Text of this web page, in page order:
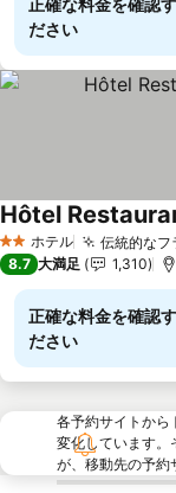
正確な料金を確認
ださい
2 ホテルのランク
ホテル 伝統的なフ
Hôtel
8.7 大満足 1,310
正確な料金を確認
ださい
各予約サイトから
変化しています。
が、移動先の予約